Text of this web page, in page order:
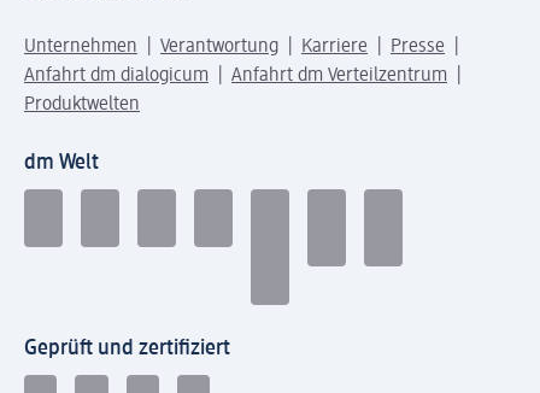
Unternehmen Verantwortung Karriere
Presse
Anfahrt dm dialogicum
Anfahrt dm Verteilzentrum
Produktwelten
dm Welt
Geprüft und zertifiziert